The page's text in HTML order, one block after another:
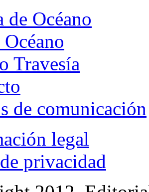
de Océano
Travesía
de comunicación
legal
privacidad